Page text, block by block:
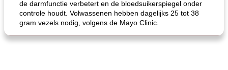
gemakkelijke rijst en hamburger een gerecht diner oma's griessnockerlsuppe (rund- en griesmeelknoedelsoep)
de darmfunctie verbetert en de bloedsuikerspiegel onder
controle houdt. Volwassenen hebben dagelijks 25 tot 38
gram vezels nodig, volgens de Mayo Clinic.